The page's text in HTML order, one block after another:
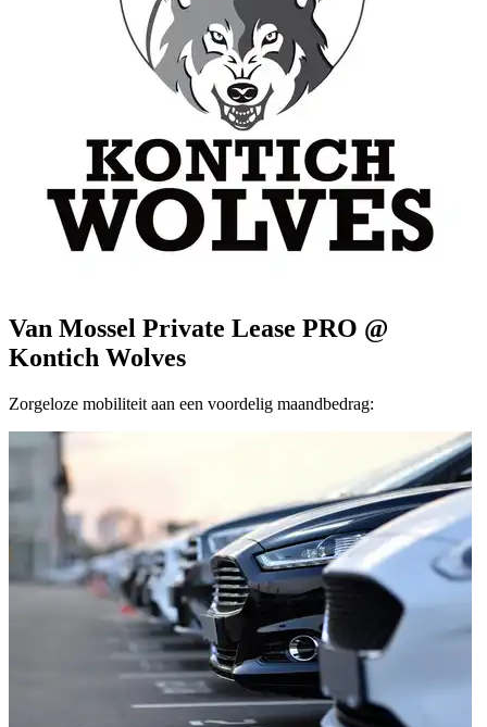
Van Mossel Private Lease PRO @
Kontich Wolves
Zorgeloze mobiliteit aan een voordelig maandbedrag: